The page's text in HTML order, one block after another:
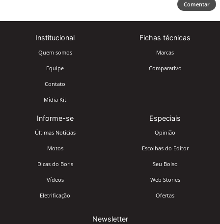
Comentar
Institucional
Quem somos
Equipe
Contato
Mídia Kit
Fichas técnicas
Marcas
Comparativo
Informe-se
Últimas Notícias
Motos
Dicas do Boris
Vídeos
Eletrificação
Especiais
Opinião
Escolhas do Editor
Seu Bolso
Web Stories
Ofertas
Newsletter